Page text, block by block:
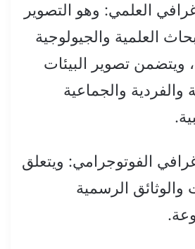
العلمي: وهو التصوير
العلمية والجيولوجية
ويتضمن تصوير البيئات
والفردية والجماعية
الفوتوجرامي: ويتعلق
والوثائق الرسمية